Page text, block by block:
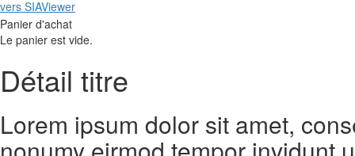
vers SIAViewer
Panier d'achat
Le panier est vide.
Détail titre
Lorem ipsum dolor sit amet,